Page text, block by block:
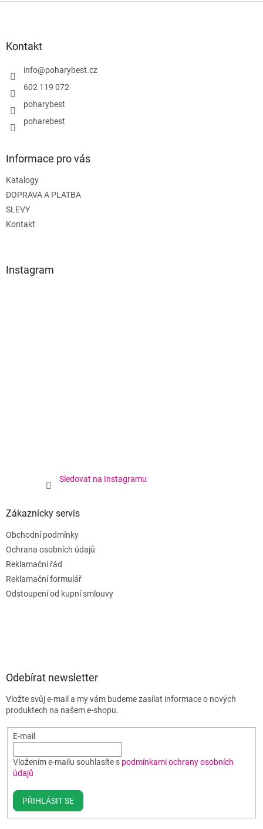
Kontakt
info@poharybest.cz
602 119 072
poharybest
poharebest
Informace pro vás
Katalogy
DOPRAVA A PLATBA
SLEVY
Kontakt
Instagram
Sledovat na Instagramu
Zákaznícky servis
Obchodní podmínky
Ochrana osobních údajů
Reklamační řád
Reklamační formulář
Odstoupení od kupní smlouvy
Odebírat newsletter
Vložte svůj e-mail a my vám budeme zasílat informace o nových
produktech na našem e-shopu.
E-mail
Vložením e-mailu souhlasíte s podmínkami ochrany osobních
údajů
PŘIHLÁSIT SE